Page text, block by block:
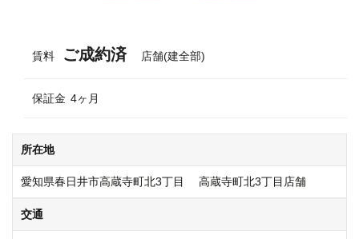
e
o
k
er
賃料 ご成約済 店舗(建全部)
保証金 4ヶ月
所在地
愛知県春日井市高蔵寺町北3丁目 高蔵寺町北3丁目店舗
交通